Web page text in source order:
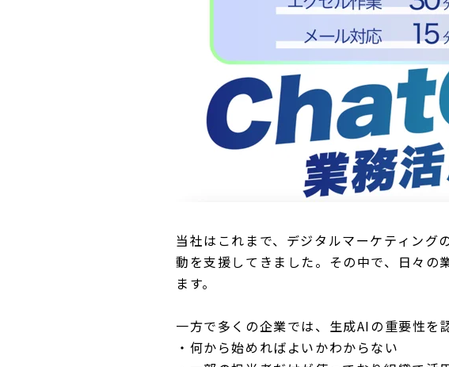
当社はこれまで、デジタルマーケティン
動を支援してきました。その中で、日々
ます。
一方で多くの企業では、生成AIの重要性を
・何から始めればよいかわからない